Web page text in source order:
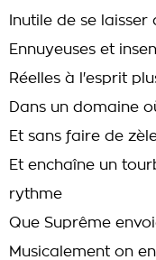
Inutile de se
Ennuyeuses et
Réelles à l'esprit
Dans un domaine
Et sans faire de
Et enchaîne un
rythme
Que Suprême
Musicalement on